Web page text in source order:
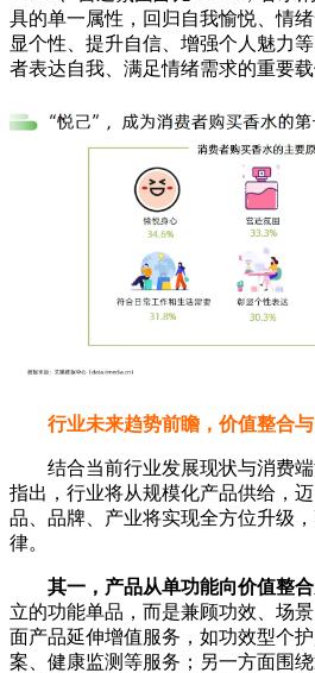
具的单一属性，回归自我愉悦、情
显个性、提升自信、增强个人魅力
者表达自我、满足情绪需求的重要载
行业未来趋势前瞻，价值整合
结合当前行业发展现状与消费端
指出，行业将从规模化产品供给，
品、品牌、产业将实现全方位升级
律。
其一，产品从单功能向价值整合
立的功能单品，而是兼顾功效、场
面产品延伸增值服务，如功效型个
案、健康监测等服务；另一方面围